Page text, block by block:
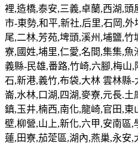
裡,造橋,泰安,三義,卓蘭,西湖,頭
市-東勢,和平,新社,后里,石岡,
尾,二林,芳苑,埤頭,溪州,埔鹽,
寮,國姓,埔里,仁愛,名間,集集,
義縣-民雄,番路,竹崎,六腳,梅山
石,新港,義竹,布袋,大林 雲林縣
崙,水林,口湖,四湖,麥寮,元長.土
鎮,玉井,楠西,南化,龍崎,官田,
壁,柳營,山上,新化,六甲,安南區
蓮,田寮,茄萣區,湖內,燕巢,永安